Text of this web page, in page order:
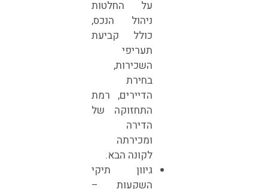
על החלטות
ניהול הנכס,
כולל קביעת
תעריפי
השכירות,
בחירת
הדיירים, רמת
התחזוקה של
הדירה
ומכירתה
לקונה הבא.
גיוון תיקי
השקעות –